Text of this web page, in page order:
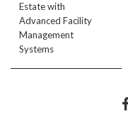
Estate with
Advanced Facility
Management
Systems